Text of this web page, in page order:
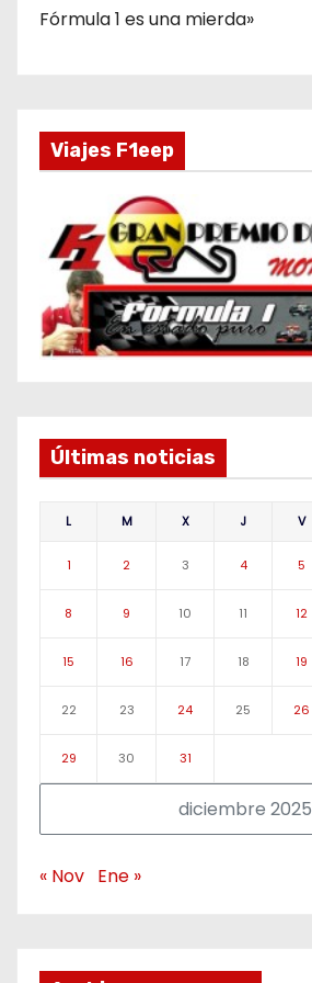
Fórmula 1 es una mierda»
Viajes F1eep
Últimas noticias
diciembre 2025
L M X J V
1 2 3 4 5
8 9 10 11 12
15 16 17 18 19
22 23 24 25 26
29 30 31
« Nov Ene »